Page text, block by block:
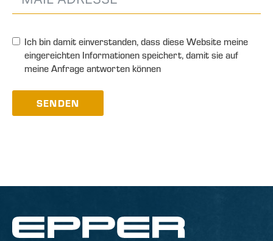
Ich bin damit einverstanden, dass diese Website meine
eingereichten Informationen speichert, damit sie auf
meine Anfrage antworten können
SENDEN